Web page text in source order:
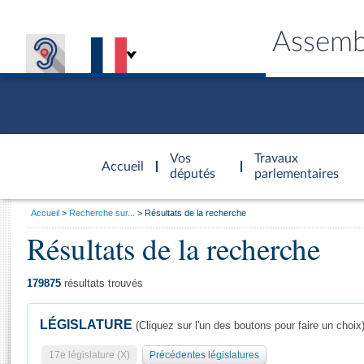
Accueil
d'accueil
Vos
députés
Travaux
parlementaires
Général
Vous
Accueil Recherche sur... Résultats de la recherche
Résultats de la recherche
179875 résultats trouvés
LÉGISLATURE (Cliquez sur l'un des boutons pour faire un choix)
17e législature (X) Précédentes législatures